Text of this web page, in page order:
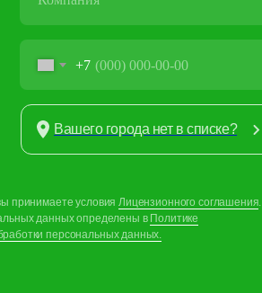
+7
принимаете условияЛицензионного соглашения.
данных определены в Политике
персональных данных.
Вашего города нет в списке?